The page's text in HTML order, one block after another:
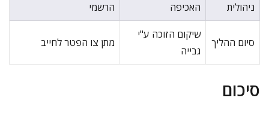
ניהולית
האכיפה
הרשמי
סיום ההליך
שיקום הזוכה ע"י
גבייה
מתן צו הפטר לחייב
סיכום